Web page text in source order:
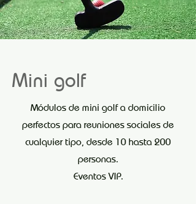
Mini golf
Módulos de mini golf a domicilio
perfectos para reuniones sociales de
cualquier tipo, desde 10 hasta 200
personas.
Eventos VIP.